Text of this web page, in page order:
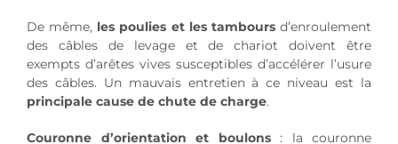
De même, les poulies et les tamboursd’enroulement
des câbles de levage et de chariot doivent être
exempts d’arêtes vives susceptibles d’accélérer l’usure
des câbles. Un mauvais entretien à ce niveau est la
principale cause de chute de charge.
Couronne d’orientation et boulons : la couronne